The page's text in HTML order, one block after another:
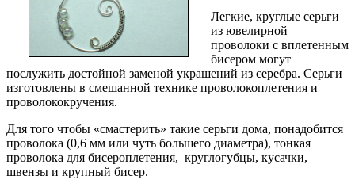
Легкие, круглые серьги
из ювелирной
проволоки с вплетенным
бисером могут
послужить достойной заменой украшений из серебра. Серьги
изготовлены в смешанной технике проволокоплетения и
проволококручения.
Для того чтобы «смастерить» такие серьги дома, понадобится
проволока (0,6 мм или чуть большего диаметра), тонкая
проволока для бисероплетения, круглогубцы, кусачки,
швензы и крупный бисер.